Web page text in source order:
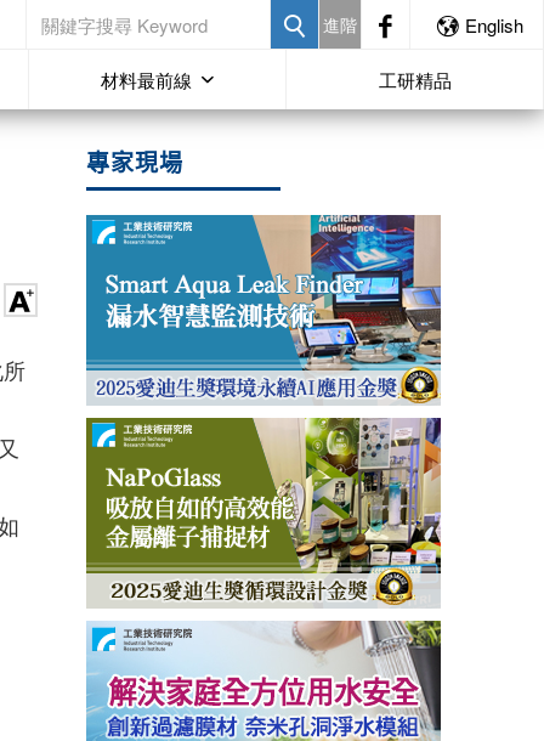
進階 English
材料最前線 工研精品
專家現場